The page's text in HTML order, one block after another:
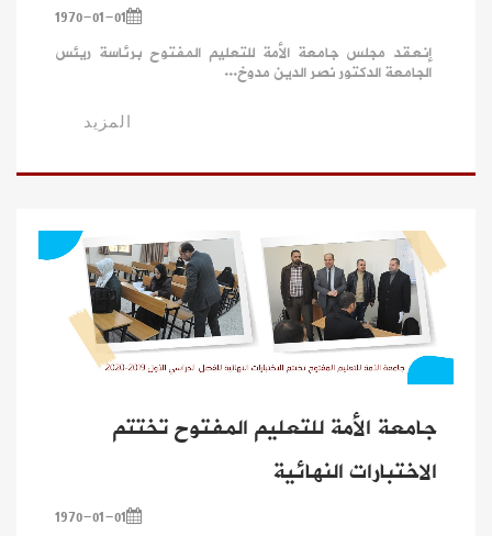
1970-01-01
إنعقد مجلس جامعة الأمة للتعليم المفتوح برئاسة ريئس
الجامعة الدكتور نصر الدين مدوخ...
المزيد
جامعة الأمة للتعليم المفتوح تختتم
الاختبارات النهائية
1970-01-01